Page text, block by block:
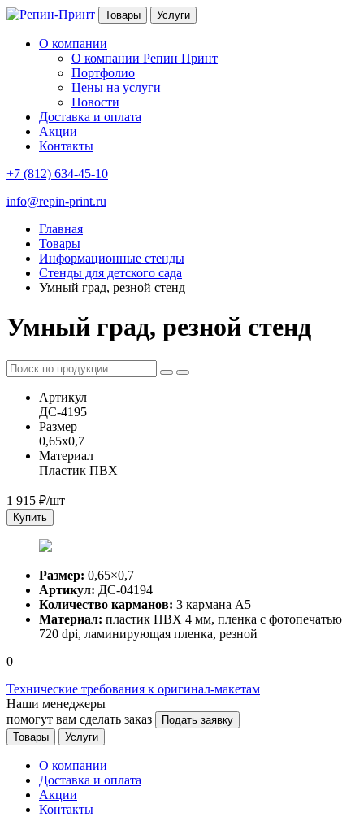
Товары Услуги
О компании
О компании Репин Принт
Портфолио
Цены на услуги
Новости
Доставка и оплата
Акции
Контакты
+7 (812) 634-45-10
info@repin-print.ru
Главная
Товары
Информационные стенды
Стенды для детского сада
Умный град, резной стенд
Умный град, резной стенд
Артикул
ДС-4195
Размер
0,65x0,7
Материал
Пластик ПВХ
1 915 ₽/шт
Купить
Размер: 0,65×0,7
Артикул: ДС-04194
Количество карманов: 3 кармана А5
Материал: пластик ПВХ 4 мм, пленка с фотопечатью
720 dpi, ламинирующая пленка, резной
0
Технические требования к оригинал-макетам
Наши менеджеры
помогут вам сделать заказ
Подать заявку
Товары
Услуги
О компании
Доставка и оплата
Акции
Контакты